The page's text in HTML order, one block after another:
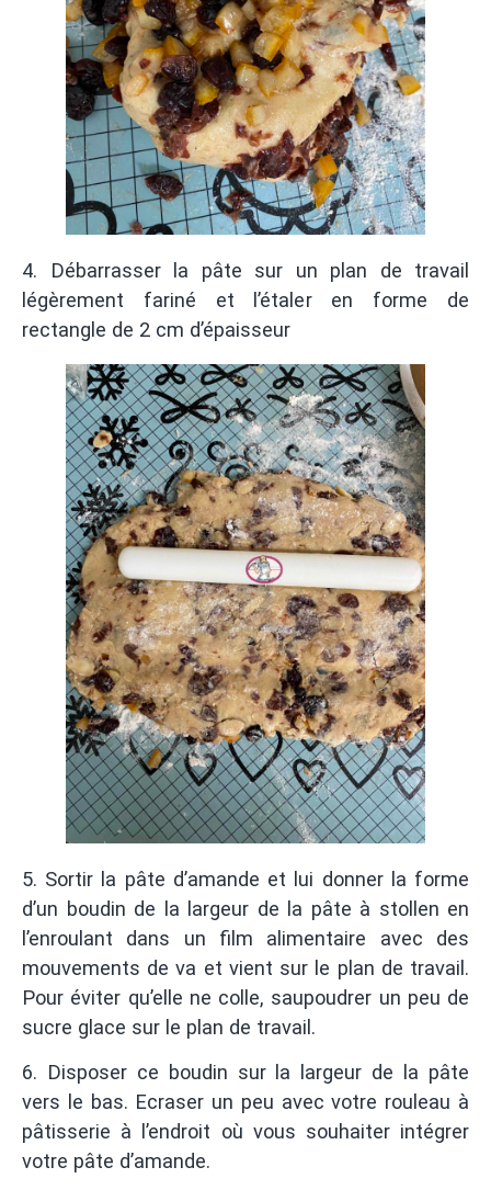
4. Débarrasser la pâte sur un plan de travail
légèrement fariné et l’étaler en forme de
rectangle de 2 cm d’épaisseur
5. Sortir la pâte d’amande et lui donner la forme
d’un boudin de la largeur de la pâte à stollen en
l’enroulant dans un film alimentaire avec des
mouvements de va et vient sur le plan de travail.
Pour éviter qu’elle ne colle, saupoudrer un peu de
sucre glace sur le plan de travail.
6. Disposer ce boudin sur la largeur de la pâte
vers le bas. Ecraser un peu avec votre rouleau à
pâtisserie à l’endroit où vous souhaiter intégrer
votre pâte d’amande.